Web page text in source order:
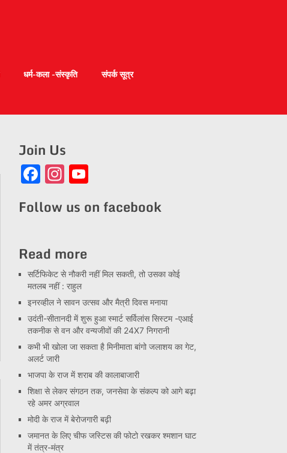
धर्म-कला -संस्कृति
संपर्क सूत्र
Join Us
Facebook
Instagram
Follow us on facebook
Read more
सर्टिफिकेट से नौकरी नहीं मिल सकती, तो उसका कोई
मतलब नहीं : राहुल
इनरव्हील ने सावन उत्सव और मैत्री दिवस मनाया
उदंती-सीतानदी में शुरू हुआ स्मार्ट सर्विलांस सिस्टम -एआई
तकनीक से वन और वन्यजीवों की 24X7 निगरानी
कभी भी खोला जा सकता है मिनीमाता बांगो जलाशय का गेट,
अलर्ट जारी
भाजपा के राज में शराब की कालाबाजारी
शिक्षा से लेकर संगठन तक, जनसेवा के संकल्प को आगे बढ़ा
रहे अमर अग्रवाल
मोदी के राज में बेरोजगारी बढ़ी
जमानत के लिए चीफ जस्टिस की फोटो रखकर श्मशान घाट
में तंत्र-मंत्र